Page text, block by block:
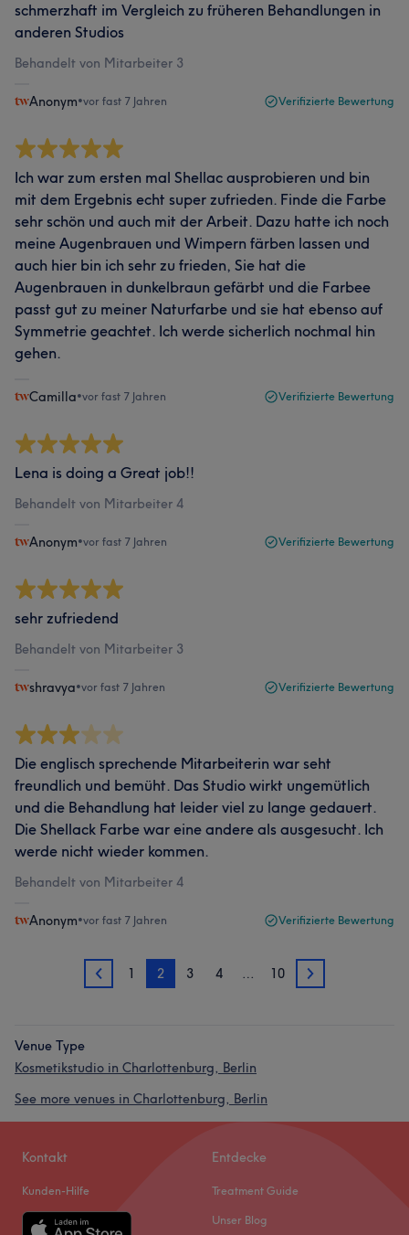
schmerzhaft im Vergleich zu früheren Behandlungen in
anderen Studios
Behandelt von Mitarbeiter 3
Anonym•vor fast 7 Jahren Verifizierte Bewertung
Ich war zum ersten mal Shellac ausprobieren und bin
mit dem Ergebnis echt super zufrieden. Finde die Farbe
sehr schön und auch mit der Arbeit. Dazu hatte ich noch
meine Augenbrauen und Wimpern färben lassen und
auch hier bin ich sehr zu frieden, Sie hat die
Augenbrauen in dunkelbraun gefärbt und die Farbee
passt gut zu meiner Naturfarbe und sie hat ebenso auf
Symmetrie geachtet. Ich werde sicherlich nochmal hin
gehen.
Camilla•vor fast 7 Jahren Verifizierte Bewertung
Lena is doing a Great job!!
Behandelt von Mitarbeiter 4
Anonym•vor fast 7 Jahren Verifizierte Bewertung
sehr zufriedend
Behandelt von Mitarbeiter 3
shravya•vor fast 7 Jahren Verifizierte Bewertung
Die englisch sprechende Mitarbeiterin war seht
freundlich und bemüht. Das Studio wirkt ungemütlich
und die Behandlung hat leider viel zu lange gedauert.
Die Shellack Farbe war eine andere als ausgesucht. Ich
werde nicht wieder kommen.
Behandelt von Mitarbeiter 4
Anonym•vor fast 7 Jahren Verifizierte Bewertung
1 1 2 3 4 … 10 3
Venue Type
Kosmetikstudio in Charlottenburg, Berlin
See more venues in Charlottenburg, Berlin
Kontakt
Kunden-Hilfe
Entdecke
Treatment Guide
Unser Blog